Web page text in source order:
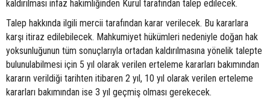
kaldırılması infaz hakimliğinden Kurul tarafından talep edilecek.
Talep hakkında ilgili mercii tarafından karar verilecek. Bu kararlara
karşı itiraz edilebilecek. Mahkumiyet hükümleri nedeniyle doğan hak
yoksunluğunun tüm sonuçlarıyla ortadan kaldırılmasına yönelik talepte
bulunulabilmesi için 5 yıl olarak verilen erteleme kararları bakımından
kararın verildiği tarihten itibaren 2 yıl, 10 yıl olarak verilen erteleme
kararları bakımından ise 3 yıl geçmiş olması gerekecek.